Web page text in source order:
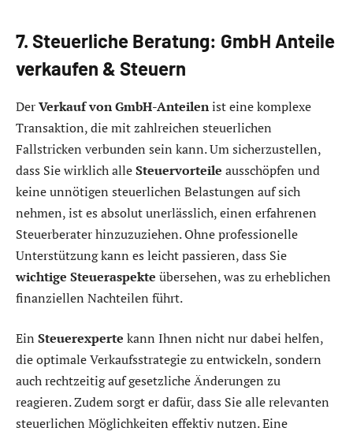
7. Steuerliche Beratung: GmbH Anteile
verkaufen & Steuern
DerVerkauf von GmbH-Anteilenist eine komplexe
Transaktion, die mit zahlreichen steuerlichen
Fallstricken verbunden sein kann. Um sicherzustellen,
dass Sie wirklich alleSteuervorteile ausschöpfen und
keine unnötigen steuerlichen Belastungen auf sich
nehmen, ist es absolut unerlässlich, einen erfahrenen
Steuerberater hinzuzuziehen. Ohne professionelle
Unterstützung kann es leicht passieren, dass Sie
wichtige Steueraspekte übersehen, was zu erheblichen
finanziellen Nachteilen führt.
Ein Steuerexperte kann Ihnen nicht nur dabei helfen,
die optimale Verkaufsstrategie zu entwickeln, sondern
auch rechtzeitig auf gesetzliche Änderungen zu
reagieren. Zudem sorgt er dafür, dass Sie alle relevanten
steuerlichen Möglichkeiten effektiv nutzen. Eine